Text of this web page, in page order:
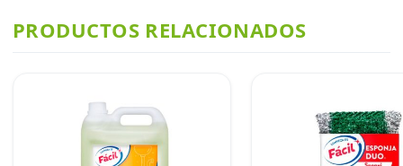
PRODUCTOS RELACIONADOS